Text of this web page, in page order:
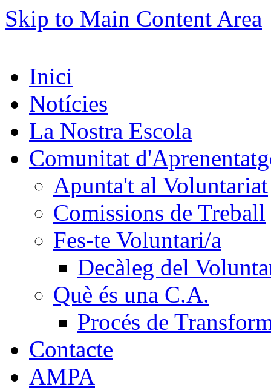
Skip to Main Content Area
Inici
Notícies
La Nostra Escola
Comunitat
Apunta't al Voluntariat
Comissions de Treball
Fes-te Voluntari/a
Decàleg del
Què és una C.A.
Procés de
Contacte
AMPA